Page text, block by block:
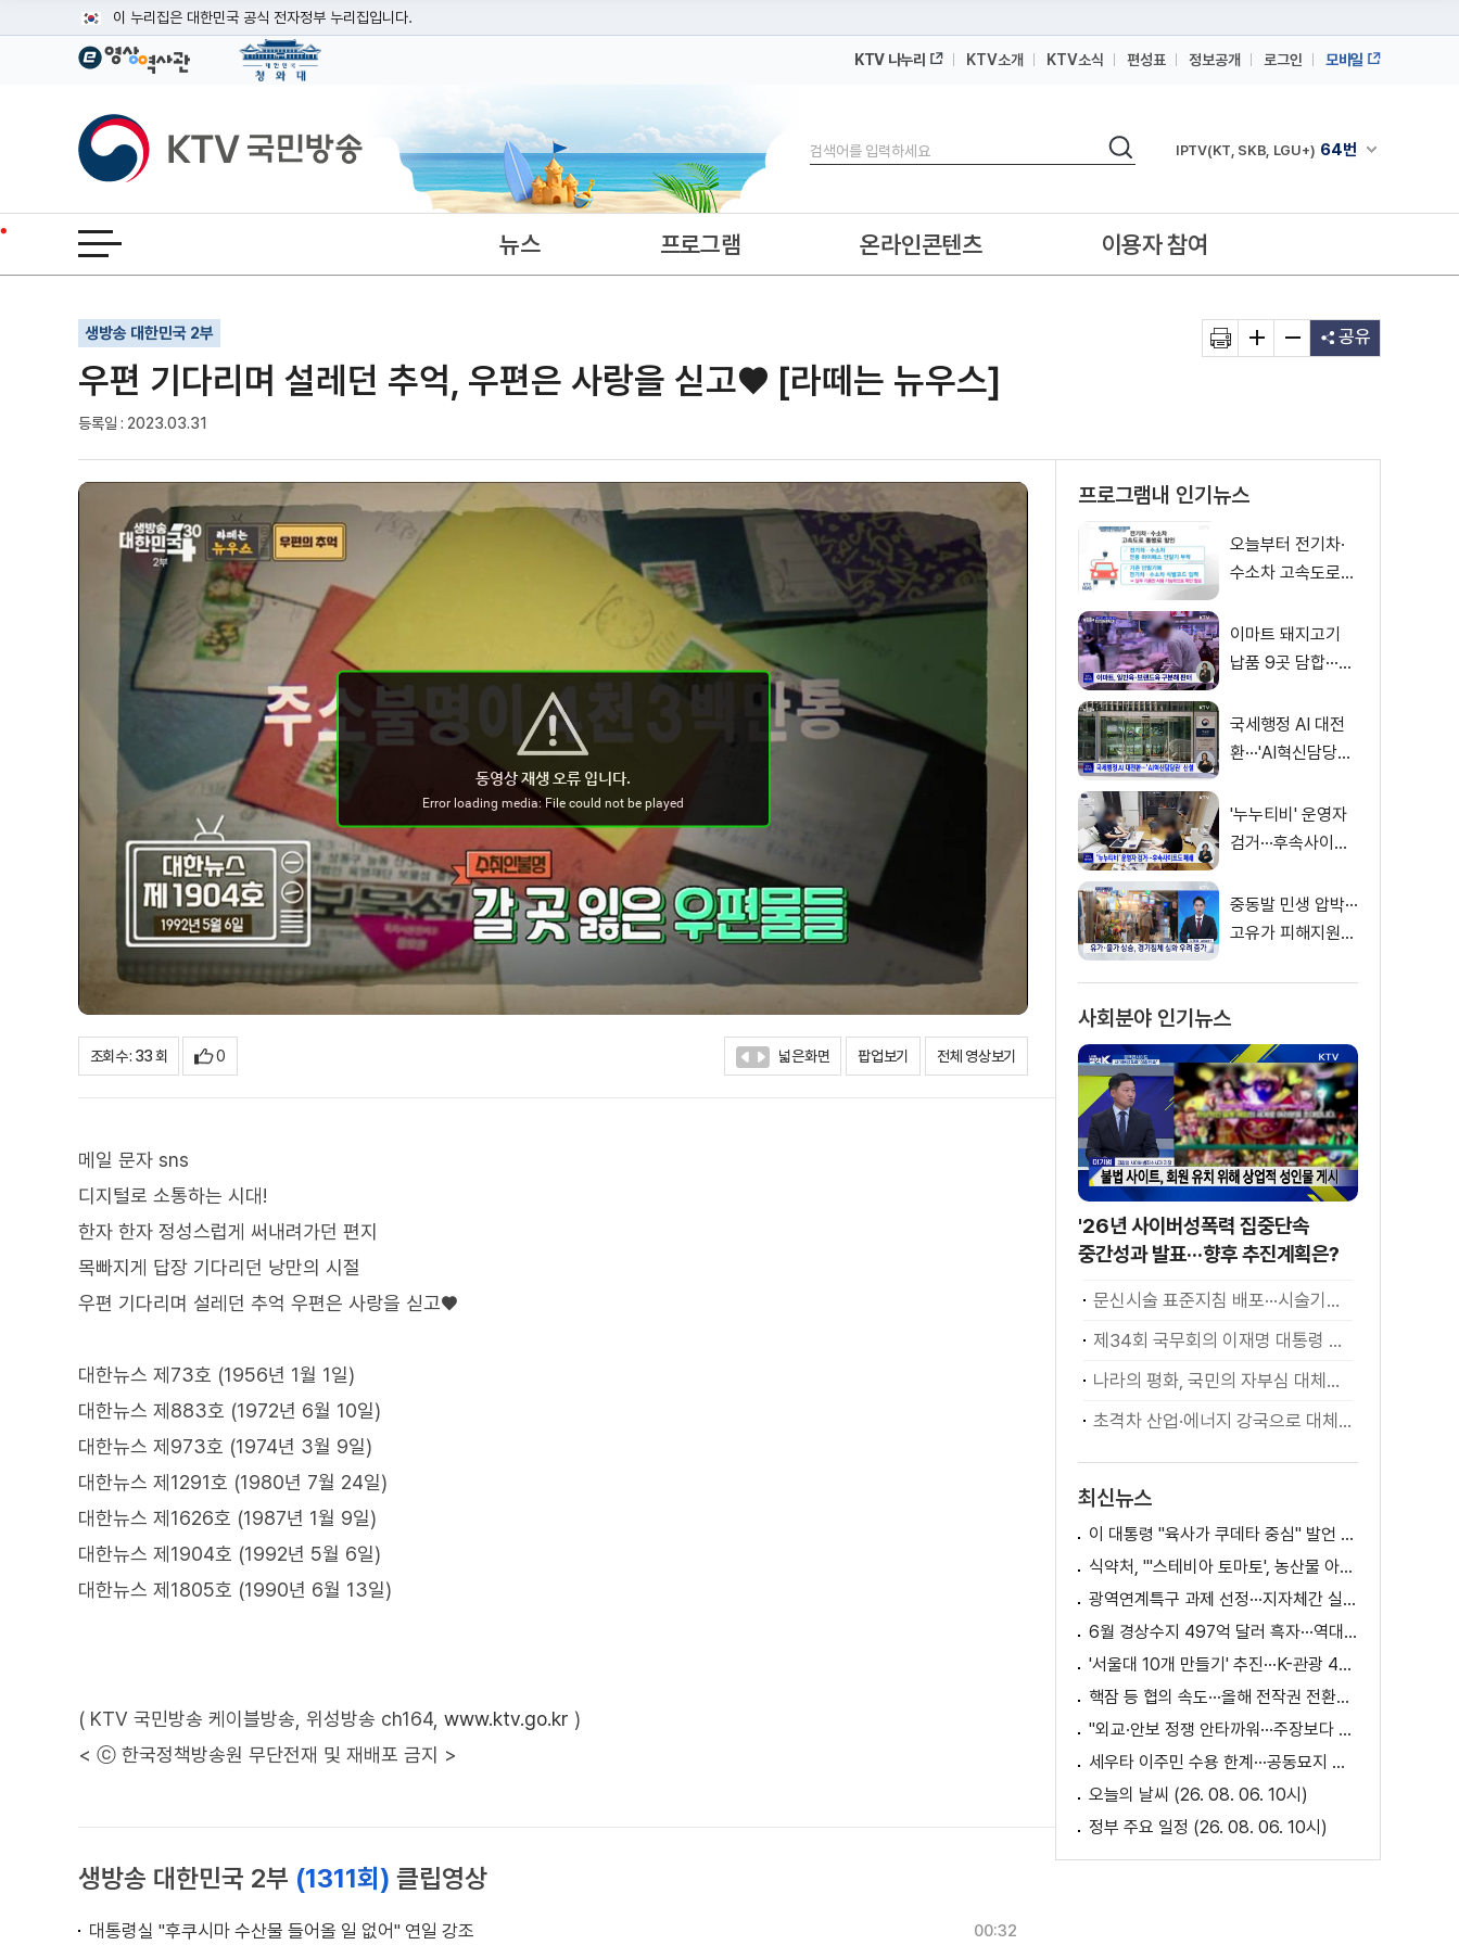
이 누리집은 대한민국 공식 전자정부 누리집입니다.
공식 누리집 주소 확인하기
이밖에 or.kr 또는 .kr등 다른 도메인 주소를 사용하고 있다면 아래 URL에서 도메인 주소를 확인해 보세요
운영중인 공식 누리집보기
KTV 나누리 KTV소개 KTV소식 편성표 정보공개 로그인 모바일
KTV국민방송
검색
검색 채널안내 펼쳐
IPTV(KT, SKB, LGU+) 64번
IPTV(KT, SKB, LGU+)
전체메뉴 열기 뉴스 프로그램 온라인콘텐츠 이용자 참여
생방송 대한민국 2부
우편 기다리며 설레던 추억, 우편은 사랑을 싣고♥ [라떼는 뉴우스]
등록일 : 2023.03.31
기사인쇄
글자확대
글자축소 공유
조회수 : 33 회 0 넓은화면 팝업보기 전체 영상보기
메일 문자 sns
디지털로 소통하는 시대!
한자 한자 정성스럽게 써내려가던 편지
목빠지게 답장 기다리던 낭만의 시절
우편 기다리며 설레던 추억 우편은 사랑을 싣고♥
대한뉴스 제73호 (1956년 1월 1일)
대한뉴스 제883호 (1972년 6월 10일)
대한뉴스 제973호 (1974년 3월 9일)
대한뉴스 제1291호 (1980년 7월 24일)
대한뉴스 제1626호 (1987년 1월 9일)
대한뉴스 제1904호 (1992년 5월 6일)
대한뉴스 제1805호 (1990년 6월 13일)
( KTV 국민방송 케이블방송, 위성방송 ch164, www.ktv.go.kr )
< ⓒ 한국정책방송원 무단전재 및 재배포 금지 >
생방송 대한민국 2부 (1311회) 클립영상
대통령실 "후쿠시마 수산물 들어올 일 없어" 연일 강조 00:32
프로그램내 인기뉴스
오늘부터 전기차·
수소차 고속도로
이마트 돼지고기
납품 9곳 담합···과
국세행정 AI 대전
환···'AI혁신담당관'
'누누티비' 운영자
검거···후속사이트
중동발 민생 압박···
고유가 피해지원금
사회분야 인기뉴스
'26년 사이버성폭력 집중단속
중간성과 발표···향후 추진계획은?
문신시술 표준지침 배포···시술기구, 일회용 사용 후 폐기
제34회 국무회의 이재명 대통령 모두발언
나라의 평화, 국민의 자부심 대체불가 대한민국 이재명 대통령 모두말씀
초격차 산업·에너지 강국으로 대체불가 대한민국 이재명 대통령 모두말씀
최신뉴스
이 대통령 "육사가 쿠데타 중심" 발언 의미는?
식약처, "'스테비아 토마토', 농산물 아닌 가공식품"
광역연계특구 과제 선정···지자체간 실증 협력 확대
6월 경상수지 497억 달러 흑자···역대 최대
'서울대 10개 만들기' 추진···K-관광 4천만 시대 준비
핵잠 등 협의 속도···올해 전작권 전환시기 결정 추진
"외교·안보 정쟁 안타까워···주장보다 실천 중요"
세우타 이주민 수용 한계···공동묘지 임시 거처 [월드 투데이]
오늘의 날씨 (26. 08. 06. 10시)
정부 주요 일정 (26. 08. 06. 10시)